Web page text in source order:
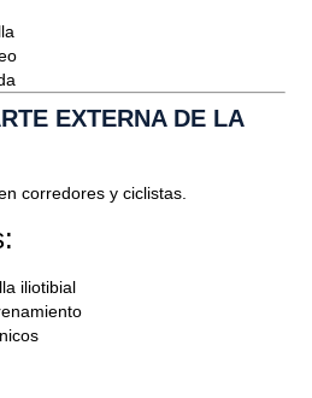
Blog
SI ME DUELE LA
EXTERNA DE LA
corredores y ciclistas.
iliotibial